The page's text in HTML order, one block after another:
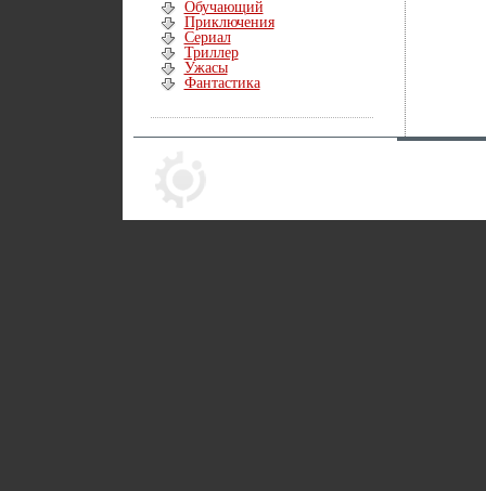
Обучающий
Приключения
Сериал
Триллер
Ужасы
Фантастика